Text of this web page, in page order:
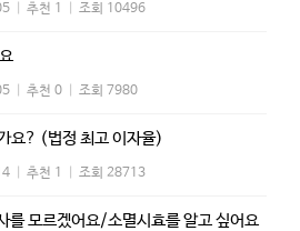
추천 1 조회 10496
추천 0 조회 7980
요? (법정 최고 이자율)
추천 1 조회 28713
를 모르겠어요/소멸시효를 알고 싶어요